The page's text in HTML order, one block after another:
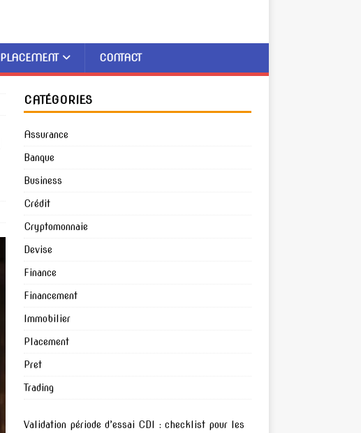
PLACEMENT CONTACT
CATÉGORIES
Assurance
Banque
Business
Crédit
Cryptomonnaie
Devise
Finance
Financement
Immobilier
Placement
Pret
Trading
Validation période d’essai CDI : checklist pour les